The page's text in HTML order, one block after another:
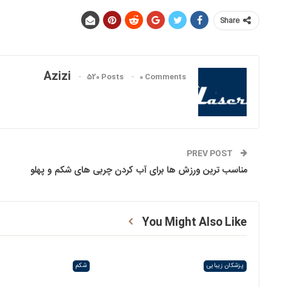
Share
Azizi 520 Posts 0 Comments
مناسب ترین ورزش ها برای آب کردن چربی های شکم و پهلو
You Might Also Like
پزشکان زیبایی شکم